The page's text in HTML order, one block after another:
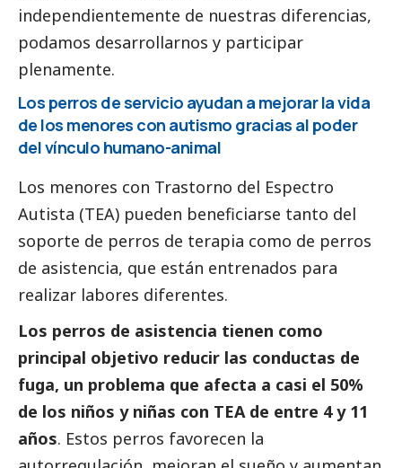
independientemente de nuestras diferencias,
podamos desarrollarnos y participar
plenamente.
Los perros de servicio ayudan a mejorar la vida
de los menores con autismo gracias al poder
del vínculo humano-animal
Los menores con Trastorno del Espectro
Autista (TEA) pueden beneficiarse tanto del
soporte de perros de terapia como de perros
de asistencia, que están entrenados para
realizar labores diferentes.
Los perros de asistencia tienen como
principal objetivo reducir las conductas de
fuga, un problema que afecta a casi el 50%
de los niños y niñas con TEA de entre 4 y 11
años. Estos perros favorecen la